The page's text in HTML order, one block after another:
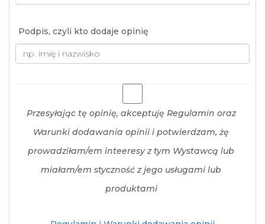
Podpis, czyli kto dodaje opinię
Przesyłając tę opinię, akceptuję Regulamin oraz
Warunki dodawania opinii i potwierdzam, żę
prowadziłam/em inteeresy z tym Wystawcą lub
miałam/em styczność z jego usługami lub
produktami